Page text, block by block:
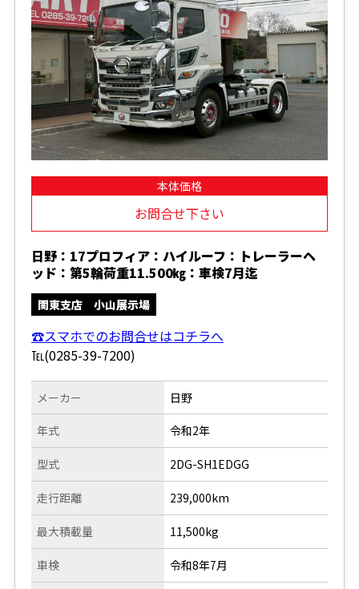
本体価格
お問合せ下さい
日野：17プロフィア：ハイルーフ：トレーラーヘ
ッド：第5輪荷重11.500㎏：車検7月迄
関東支店 小山展示場
☎スマホでのお問合せはコチラへ
℡(0285-39-7200)
メーカー
年式
型式
走行距離
日野
令和2年
2DG-SH1EDGG
239,000km
最大積載量
車検
11,500kg
令和8年7月